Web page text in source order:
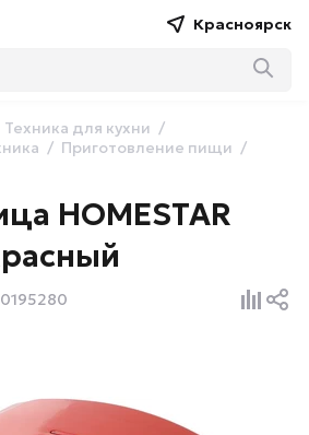
Красноярск
Техника для кухни
Приготовление пищи
HOMESTAR